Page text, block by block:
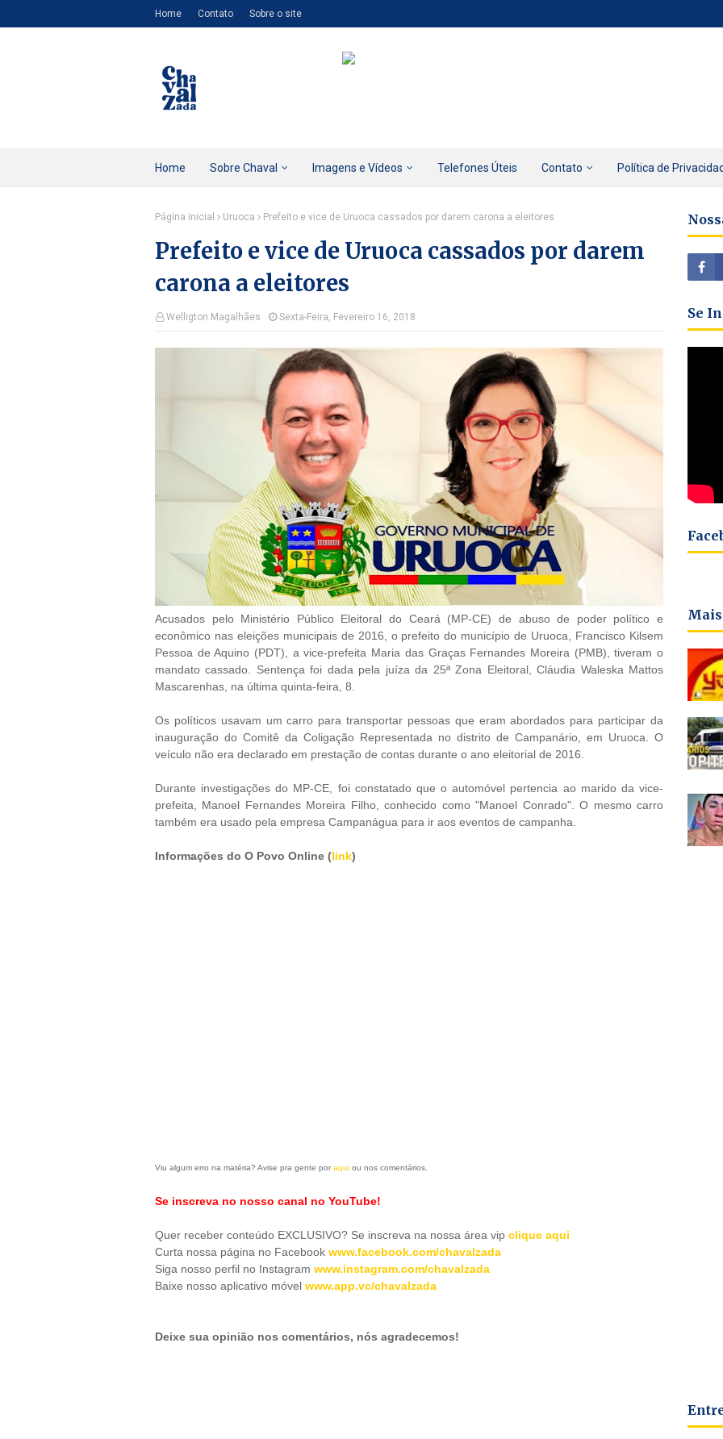
Home Contato Sobre o site
Home Sobre Chaval Imagens e Vídeos Telefones Úteis Contato Política de
Página inicial Uruoca Prefeito e vice de Uruoca cassados por darem carona a eleitores
Prefeito e vice de Uruoca cassados por darem
carona a eleitores
Welligton Magalhães Sexta-Feira, Fevereiro 16, 2018
Acusados pelo Ministério Público Eleitoral do Ceará (MP-CE) de abuso de poder político e
econômico nas eleições municipais de 2016, o prefeito do município de Uruoca, Francisco Kilsem
Pessoa de Aquino (PDT), a vice-prefeita Maria das Graças Fernandes Moreira (PMB), tiveram o
mandato cassado. Sentença foi dada pela juíza da 25ª Zona Eleitoral, Cláudia Waleska Mattos
Mascarenhas, na última quinta-feira, 8.
Os políticos usavam um carro para transportar pessoas que eram abordados para participar da
inauguração do Comitê da Coligação Representada no distrito de Campanário, em Uruoca. O
veículo não era declarado em prestação de contas durante o ano eleitorial de 2016.
Durante investigações do MP-CE, foi constatado que o automóvel pertencia ao marido da vice-
prefeita, Manoel Fernandes Moreira Filho, conhecido como "Manoel Conrado". O mesmo carro
também era usado pela empresa Campanágua para ir aos eventos de campanha.
Informações do O Povo Online (link)
Viu algum erro na matéria? Avise pra gente por aqui ou nos comentários.
Se inscreva no nosso canal no YouTube!
Quer receber conteúdo EXCLUSIVO? Se inscreva na nossa área vip clique aqui
Curta nossa página no Facebook www.facebook.com/chavalzada
Siga nosso perfil no Instagram www.instagram.com/chavalzada
Baixe nosso aplicativo móvel www.app.vc/chavalzada
Deixe sua opinião nos comentários, nós agradecemos!
Se